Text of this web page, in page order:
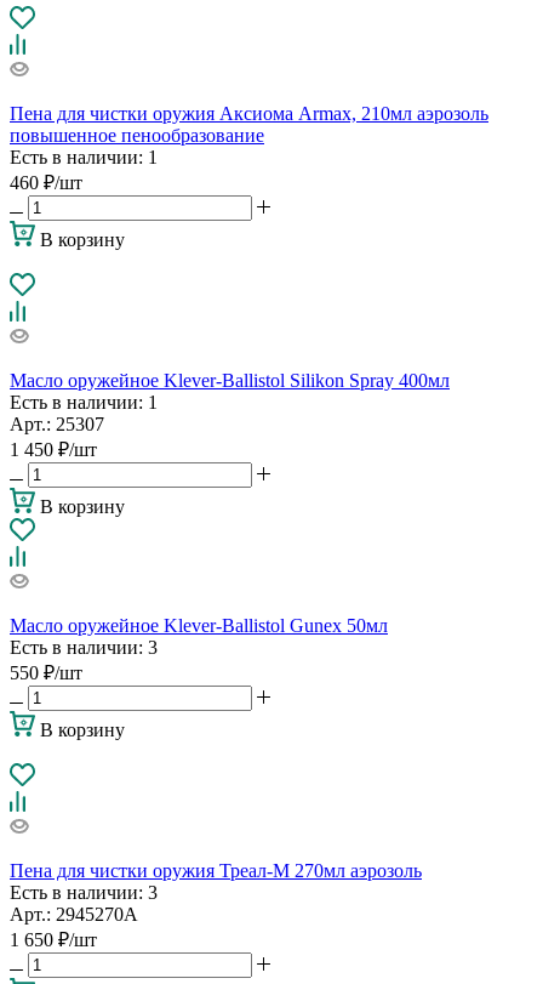
Пена для чистки оружия Аксиома Armax, 210мл аэрозоль
повышенное пенообразование
Есть в наличии: 1
460 ₽/шт
В корзину
Масло оружейное Klever-Ballistol Silikon Spray 400мл
Есть в наличии: 1
Арт.: 25307
1 450 ₽/шт
В корзину
Масло оружейное Klever-Ballistol Gunex 50мл
Есть в наличии: 3
550 ₽/шт
В корзину
Пена для чистки оружия Треал-М 270мл аэрозоль
Есть в наличии: 3
Арт.: 2945270А
1 650 ₽/шт